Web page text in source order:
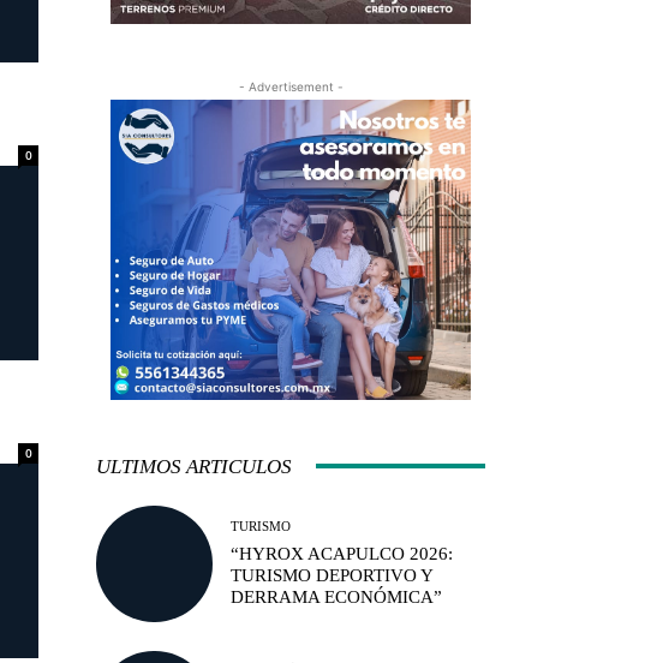
0
0
- Advertisement -
ULTIMOS ARTICULOS
TURISMO
“HYROX ACAPULCO 2026:
TURISMO DEPORTIVO Y
DERRAMA ECONÓMICA”